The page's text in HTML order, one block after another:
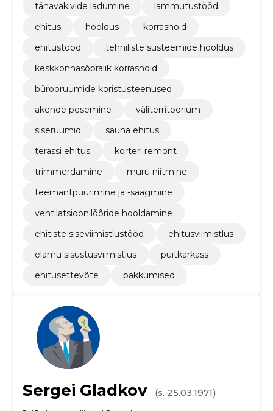
tänavakivide ladumine
lammutustööd
ehitus
hooldus
korrashoid
ehitustööd
tehniliste süsteemide hooldus
keskkonnasõbralik korrashoid
bürooruumide koristusteenused
akende pesemine
väliterritoorium
siseruumid
sauna ehitus
terassi ehitus
korteri remont
trimmerdamine
muru niitmine
teemantpuurimine ja -saagmine
ventilatsioonilõõride hooldamine
ehitiste siseviimistlustööd
ehitusviimistlus
elamu sisustusviimistlus
puitkarkass
ehitusettevõte
pakkumised
Sergei Gladkov
(s. 25.03.1971)